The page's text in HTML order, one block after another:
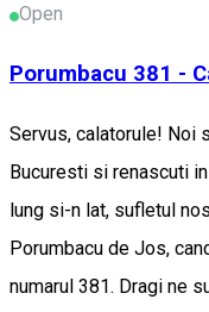
Open
Porumbacu 381 -
Servus, calatorule! Noi
Bucuresti si renascuti
lung si-n lat, sufletul
Porumbacu de Jos,
numarul 381. Dragi ne